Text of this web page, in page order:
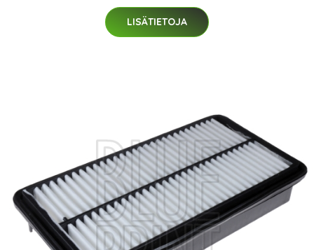
LISÄTIETOJA